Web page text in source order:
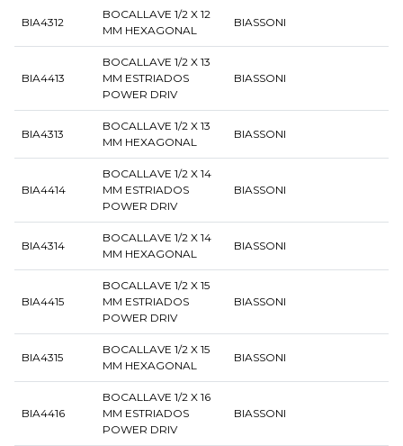
BIA4312
BOCALLAVE 1/2 X 12
MM HEXAGONAL
BIASSONI
BIA4413
BOCALLAVE 1/2 X 13
MM ESTRIADOS
POWER DRIV
BIASSONI
BIA4313
BOCALLAVE 1/2 X 13
MM HEXAGONAL
BIASSONI
BIA4414
BOCALLAVE 1/2 X 14
MM ESTRIADOS
POWER DRIV
BIASSONI
BIA4314
BOCALLAVE 1/2 X 14
MM HEXAGONAL
BIASSONI
BIA4415
BOCALLAVE 1/2 X 15
MM ESTRIADOS
POWER DRIV
BIASSONI
BIA4315
BOCALLAVE 1/2 X 15
MM HEXAGONAL
BIASSONI
BIA4416
BOCALLAVE 1/2 X 16
MM ESTRIADOS
POWER DRIV
BIASSONI